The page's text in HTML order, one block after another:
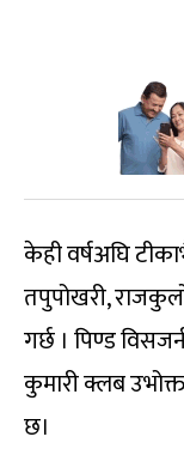
केही वर्षअघि
तपुपोखरी,
गर्छ । पिण्ड
कुमारी क्लब
छ।